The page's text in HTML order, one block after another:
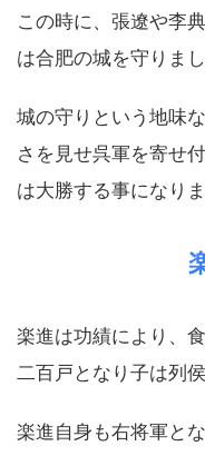
この時に、張遼や李
は合肥の城を守りまし
城の守りという地味
さを見せ呉軍を寄せ
は大勝する事になりま
楽進は功績により、
二百戸となり子は列
楽進自身も右将軍と